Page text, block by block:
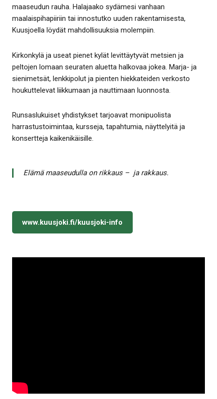
maaseudun rauha. Halajaako sydämesi vanhaan
maalaispihapiiriin tai innostutko uuden rakentamisesta,
Kuusjoella löydät mahdollisuuksia molempiin.
Kirkonkylä ja useat pienet kylät levittäytyvät metsien ja
peltojen lomaan seuraten aluetta halkovaa jokea. Marja- ja
sienimetsät, lenkkipolut ja pienten hiekkateiden verkosto
houkuttelevat liikkumaan ja nauttimaan luonnosta.
Runsaslukuiset yhdistykset tarjoavat monipuolista
harrastustoimintaa, kursseja, tapahtumia, näyttelyitä ja
konsertteja kaikenikäisille.
Elämä maaseudulla on rikkaus – ja rakkaus.
www.kuusjoki.fi/kuusjoki-info